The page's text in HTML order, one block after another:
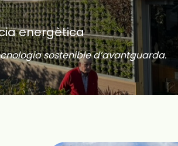
energètica
sostenible d’avantguarda.